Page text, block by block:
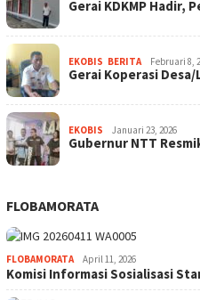
Gerai KDKMP Hadir,
EKOBIS BERITA Februari 8,
Gerai Koperasi
EKOBIS Januari 23, 2026
Gubernur NTT
FLOBAMORATA
FLOBAMORATA April 11, 2026
Komisi Informasi Sosialisasi